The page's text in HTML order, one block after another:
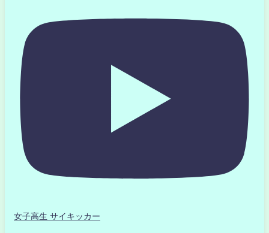
女子高生 サイキッカー